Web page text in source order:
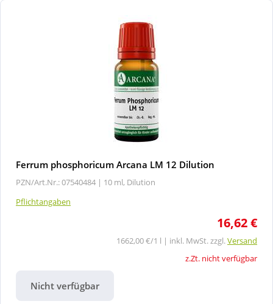
Ferrum phosphoricum Arcana LM 12 Dilution
PZN/Art.Nr.: 07540484 | 10 ml, Dilution
Pflichtangaben
16,62 €
1662,00 €/1 l | inkl. MwSt. zzgl.Versand
z.Zt. nicht verfügbar
Nicht verfügbar